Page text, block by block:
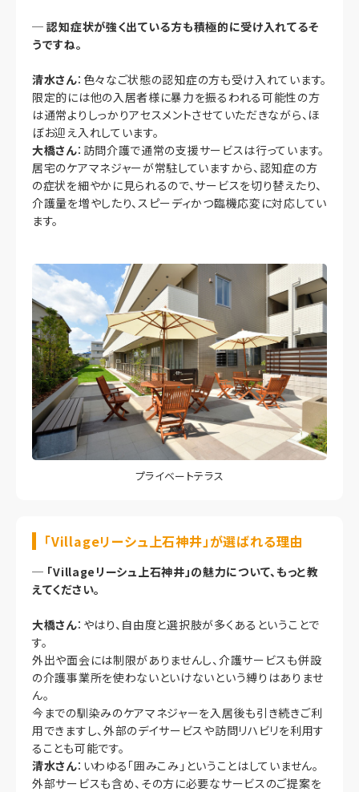
─認知症状が強く出ている方も積極的に受け入れてるそ
うですね。
清水さん：色々なご状態の認知症の方も受け入れています。
限定的には他の入居者様に暴力を振るわれる可能性の方
は通常よりしっかりアセスメントさせていただきながら、ほ
ぼお迎え入れしています。
大橋さん：訪問介護で通常の支援サービスは行っています。
居宅のケアマネジャーが常駐していますから、認知症の方
の症状を細やかに見られるので、サービスを切り替えたり、
介護量を増やしたり、スピーディかつ臨機応変に対応してい
ます。
プライベートテラス
「Villageリーシュ上石神井」が選ばれる理由
─ 「Villageリーシュ上石神井」の魅力について、もっと教
えてください。
大橋さん：やはり、自由度と選択肢が多くあるということで
す。
外出や面会には制限がありませんし、介護サービスも併設
の介護事業所を使わないといけないという縛りはありませ
ん。
今までの馴染みのケアマネジャーを入居後も引き続きご利
用できますし、外部のデイサービスや訪問リハビリを利用す
ることも可能です。
清水さん：いわゆる「囲みこみ」ということはしていません。
外部サービスも含め、その方に必要なサービスのご提案を